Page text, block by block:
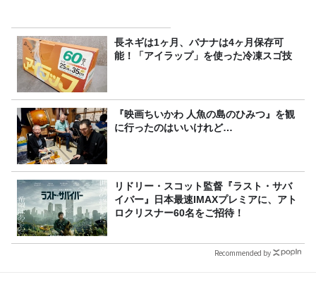
長ネギは1ヶ月、バナナは4ヶ月保存可
能！「アイラップ」を使った冷凍スゴ技
『映画ちいかわ 人魚の島のひみつ』を観
に行ったのはいいけれど…
リドリー・スコット監督『ラスト・サバ
イバー』日本最速IMAXプレミアに、アト
ロクリスナー60名をご招待！
Recommended by